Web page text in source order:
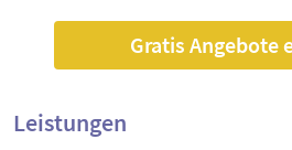
Gratis Angebote
Leistungen